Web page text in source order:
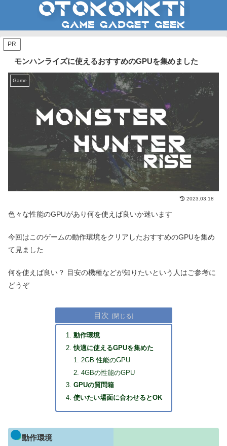
PR
モンハンライズに使えるおすすめのGPUを集めました
Game
2023.03.18
色々な性能のGPUがあり何を使えば良いか迷います
今回はこのゲームの動作環境をクリアしたおすすめのGPUを集め
て見ました
何を使えば良い？ 目安の機種などが知りたいという人はご参考に
どうぞ
目次
動作環境
快適に使えるGPUを集めた
2GB 性能のGPU
4GBの性能のGPU
GPUの質問箱
使いたい場面に合わせるとOK
動作環境